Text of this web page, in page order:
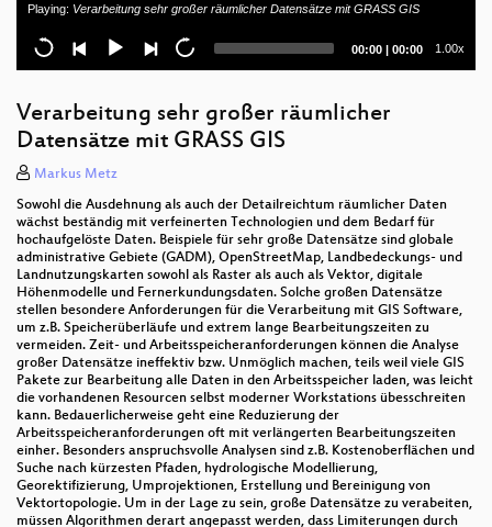
Freie Software und infektiöse Krankheiten: Von
Rohdaten zu ökologischen Indikatoren
PGVS - Konkurrenzierendes Editieren von PostGIS
Layern
Synchronisation zwischen OpenAddresses und
OpenStreetMap
NAS - BasisDLM Aufbereitung mit gdal/PostNAS
Ausschreibungen und Open Source Software
DIVE4elements als Business Intelligence Werkzeug
SHOGun
Geocoding mit OpenStreetMap
Bauzonenstatistik in der Verwaltung mit FOSS
Playing: Verarbeitung sehr großer räumlicher Datensätze mit GRASS GIS
Current
00:00 | Total
00:00 1.00x
Verarbeitung sehr großer räumlicher
Datensätze mit GRASS GIS
Markus Metz
Sowohl die Ausdehnung als auch der Detailreichtum räumlicher Daten
wächst beständig mit verfeinerten Technologien und dem Bedarf für
hochaufgelöste Daten. Beispiele für sehr große Datensätze sind globale
administrative Gebiete (GADM), OpenStreetMap, Landbedeckungs- und
Landnutzungskarten sowohl als Raster als auch als Vektor, digitale
Höhenmodelle und Fernerkundungsdaten. Solche großen Datensätze
stellen besondere Anforderungen für die Verarbeitung mit GIS Software,
um z.B. Speicherüberläufe und extrem lange Bearbeitungszeiten zu
vermeiden. Zeit- und Arbeitsspeicheranforderungen können die Analyse
großer Datensätze ineffektiv bzw. Unmöglich machen, teils weil viele GIS
Pakete zur Bearbeitung alle Daten in den Arbeitsspeicher laden, was leicht
die vorhandenen Resourcen selbst moderner Workstations übesschreiten
kann. Bedauerlicherweise geht eine Reduzierung der
Arbeitsspeicheranforderungen oft mit verlängerten Bearbeitungszeiten
einher. Besonders anspruchsvolle Analysen sind z.B. Kostenoberflächen und
Suche nach kürzesten Pfaden, hydrologische Modellierung,
Georektifizierung, Umprojektionen, Erstellung und Bereinigung von
Vektortopologie. Um in der Lage zu sein, große Datensätze zu verabeiten,
müssen Algorithmen derart angepasst werden, dass Limiterungen durch